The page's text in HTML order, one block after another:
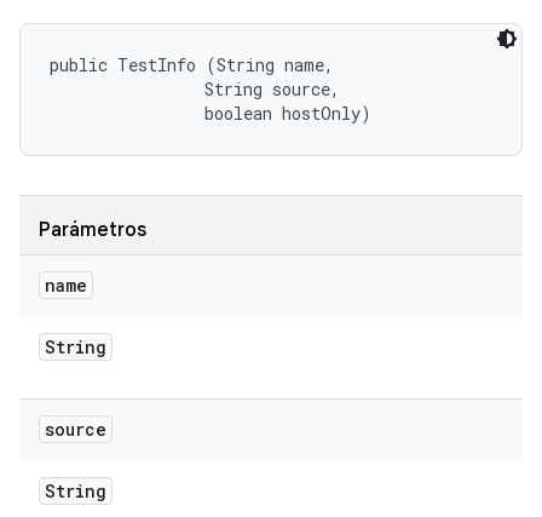
public TestInfo (String name,
                String source,
                boolean hostOnly)
Parámetros
name
String
source
String